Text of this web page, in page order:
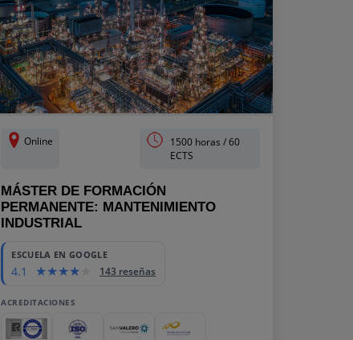
Online
1500 horas / 60
ECTS
MÁSTER DE FORMACIÓN
PERMANENTE: MANTENIMIENTO
INDUSTRIAL
ESCUELA EN GOOGLE
4.1 143 reseñas
ACREDITACIONES